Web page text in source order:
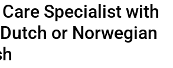
Specialist with
or Norwegian